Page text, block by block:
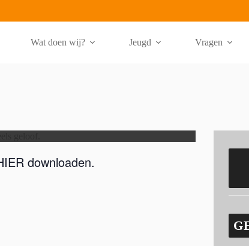
Wat doen wij? Jeugd Vragen
downloaden.